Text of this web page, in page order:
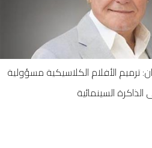
الأفلام الكلاسيكية مسؤولية
السينمائية